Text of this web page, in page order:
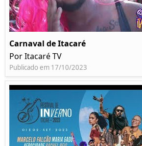
Carnaval de Itacaré
Por Itacaré TV
Publicado em 17/10/2023